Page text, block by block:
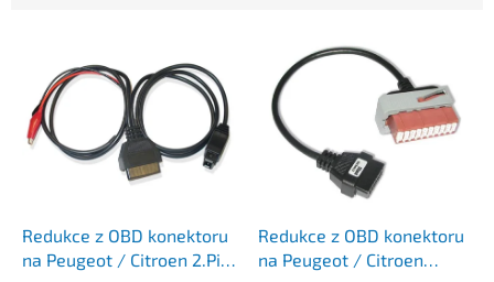
Redukce z OBD konektoru
na Peugeot / Citroen 2.Pin
Redukce z OBD konektoru
na Peugeot / Citroen